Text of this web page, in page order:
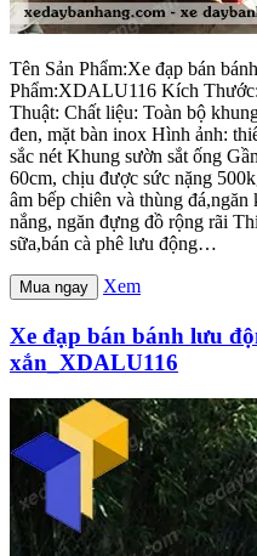
Tên Sản Phẩm:Xe đạp bán
Phẩm:XDALU116 Kích
Thuật: Chất liệu: Toàn bộ
đen, mặt bàn inox Hình ảnh:
sắc nét Khung sườn sắt ống
60cm, chịu được sức nặng
âm bếp chiên và thùng
nắng, ngăn đựng đồ rộng rãi
sữa,bán cà phê lưu động…
Mua ngay Xem
Xe đạp bán bánh lưu
xắn_XDALU116